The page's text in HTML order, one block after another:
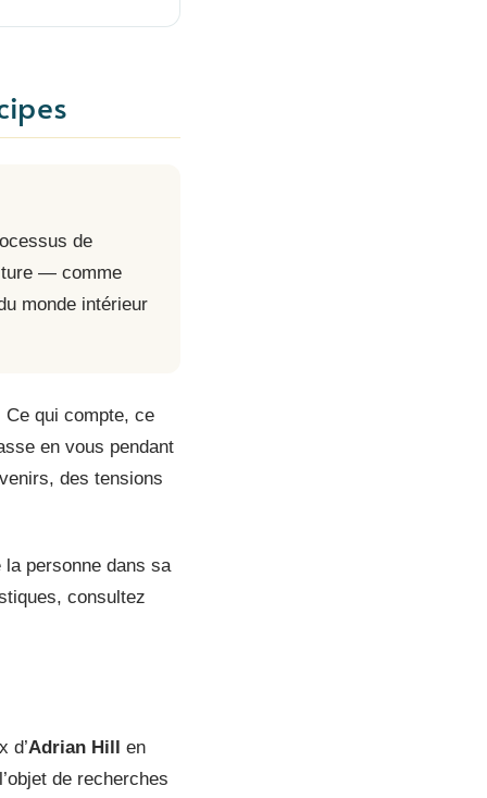
de
— comme
monde intérieur
Ce qui compte, ce
en vous pendant
des tensions
personne dans sa
consultez
d’Adrian Hill en
de recherches